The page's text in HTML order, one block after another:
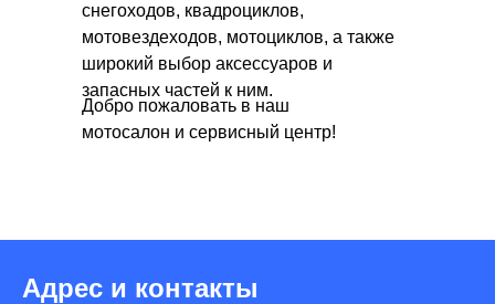
снегоходов, квадроциклов,
мотовездеходов, мотоциклов, а также
широкий выбор аксессуаров и
запасных частей к ним.
Добро пожаловать в наш
мотосалон и сервисный центр!
Адрес и контакты